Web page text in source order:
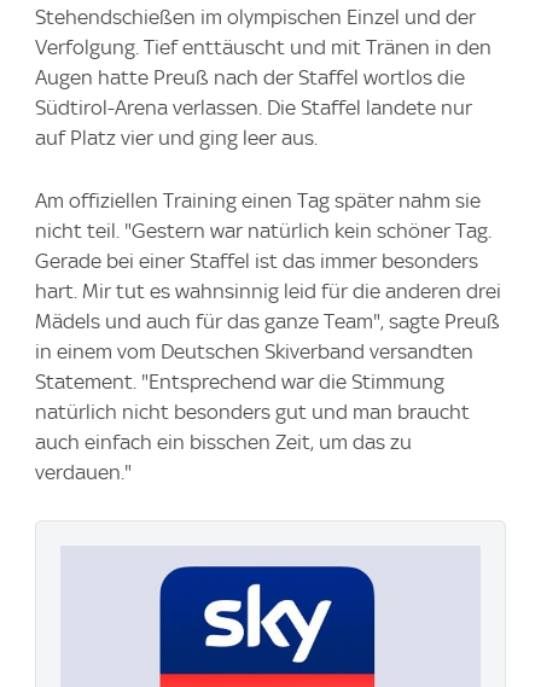
Stehendschießen im olympischen Einzel und der
Verfolgung. Tief enttäuscht und mit Tränen in den
Augen hatte Preuß nach der Staffel wortlos die
Südtirol-Arena verlassen. Die Staffel landete nur
auf Platz vier und ging leer aus.
Am offiziellen Training einen Tag später nahm sie
nicht teil. "Gestern war natürlich kein schöner Tag.
Gerade bei einer Staffel ist das immer besonders
hart. Mir tut es wahnsinnig leid für die anderen drei
Mädels und auch für das ganze Team", sagte Preuß
in einem vom Deutschen Skiverband versandten
Statement. "Entsprechend war die Stimmung
natürlich nicht besonders gut und man braucht
auch einfach ein bisschen Zeit, um das zu
verdauen."